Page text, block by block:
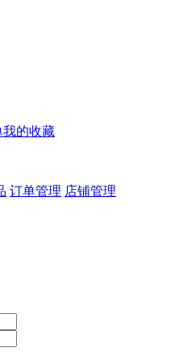
我的收藏
订单管理 店铺管理